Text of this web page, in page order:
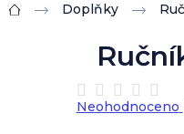
Domů Doplňky
Průměrné
hodnocení
Neohodnoceno